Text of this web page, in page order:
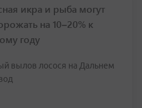
икра и рыба могут
на 10–20% к
году
вылов лосося на Дальнем